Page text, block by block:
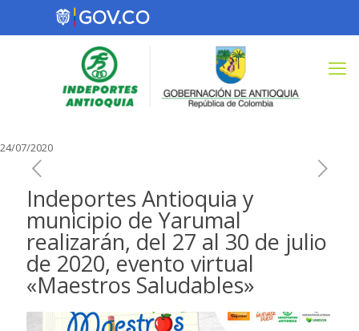
24/07/2020
Indeportes Antioquia y
municipio de Yarumal
realizarán, del 27 al 30 de julio
de 2020, evento virtual
«Maestros Saludables»